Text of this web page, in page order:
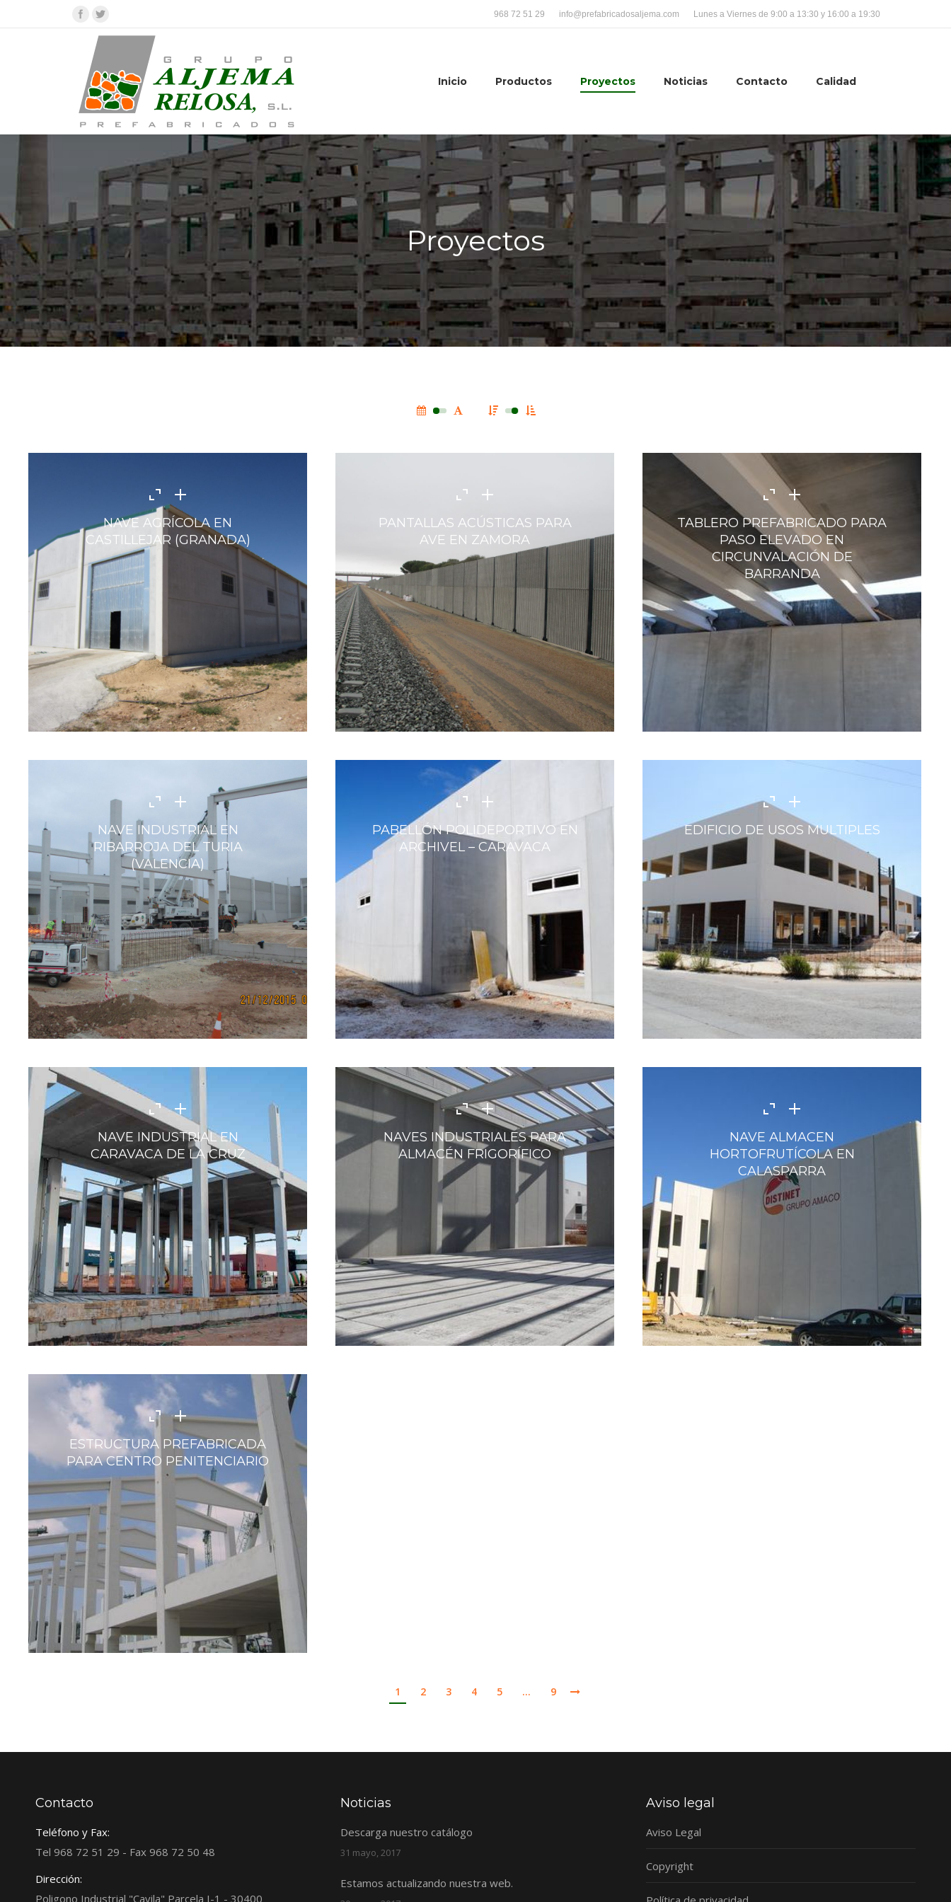
Facebook
Twitter 968 72 51 29 info@prefabricadosaljema.com Lunes a Viernes de 9:00 a 13:30 y 16:00 a 19:30
Inicio Productos Proyectos Noticias Contacto Calidad
Proyectos
NAVE AGRÍCOLA EN
CASTILLEJAR (GRANADA)
PANTALLAS ACÚSTICAS PARA
AVE EN ZAMORA
TABLERO PREFABRICADO PARA
PASO ELEVADO EN
CIRCUNVALACIÓN DE
BARRANDA
NAVE INDUSTRIAL EN
RIBARROJA DEL TURIA
(VALENCIA)
PABELLÓN POLIDEPORTIVO EN
ARCHIVEL – CARAVACA
EDIFICIO DE USOS MULTIPLES
NAVE INDUSTRIAL EN
CARAVACA DE LA CRUZ
NAVES INDUSTRIALES PARA
ALMACÉN FRIGORÍFICO
NAVE ALMACEN
HORTOFRUTÍCOLA EN
CALASPARRA
ESTRUCTURA PREFABRICADA
PARA CENTRO PENITENCIARIO
1 2 3 4 5 … 9
Contacto
Teléfono y Fax:
Tel 968 72 51 29 - Fax 968 72 50 48
Dirección:
Poligono Industrial "Cavila" Parcela I-1 - 30400
Noticias
Descarga nuestro catálogo
31 mayo, 2017
Estamos actualizando nuestra web.
Aviso legal
Aviso Legal
Copyright